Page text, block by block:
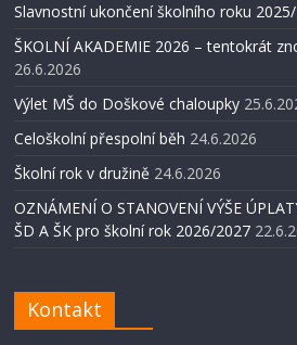
Slavnostní ukončení školního roku
ŠKOLNÍ AKADEMIE 2026 – tentokrát
26.6.2026
Výlet MŠ do Doškové chaloupky
Celoškolní přespolní běh 24.6.2026
Školní rok v družině 24.6.2026
OZNÁMENÍ O STANOVENÍ VÝŠE
ŠD A ŠK pro školní rok 2026/2027
Kontakt